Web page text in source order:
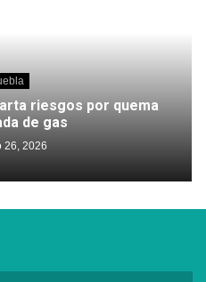
riesgos por quema
de gas
2026